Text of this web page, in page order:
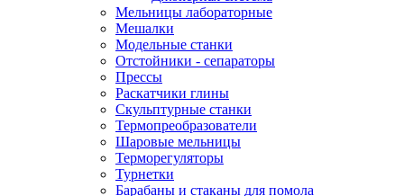
Мельницы лабораторные
Мешалки
Модельные станки
Отстойники - сепараторы
Прессы
Раскатчики глины
Скульптурные станки
Термопреобразователи
Шаровые мельницы
Терморегуляторы
Турнетки
Барабаны и стаканы для помола